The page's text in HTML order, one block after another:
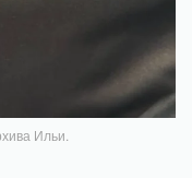
Ильи.